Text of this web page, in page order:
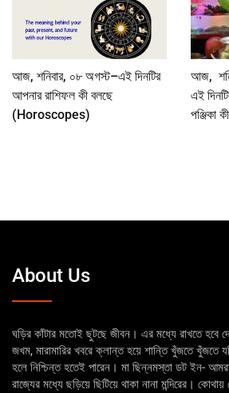
আজ, শনিবার, ০৮ অগস্ট–এই দিনটির
আপনার রাশিফল কী বলছে
(Horoscopes)
আজ,
এই
পঞ্জিকা
About Us
ঘড়ির কাঁটার মতোই ছুটছে জীবন। এর মধ্যে রাখতে হবে
জখম, মারামারির খবরে ক্লান্ত হয়ে শান্তি খুঁজতে খুঁজতে
হলে নিশ্চিন্ত হতেই পারেন। মা ছিন্নমস্তা ডট ইন-
রাজ্যের মধ্যে ছড়িয়ে ছিটিয়ে থাকা নানা মন্দিরের।